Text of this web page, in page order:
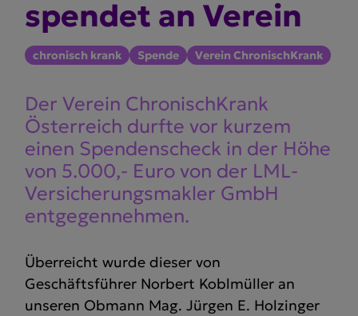
spendet an Verein
chronisch krank Spende Verein ChronischKrank
Der Verein Chronisch­Krank
Österreich durfte vor kurzem
einen Spenden­scheck in der Höhe
von 5.000,- Euro von der LML-
Versi­che­rungs­makler GmbH
entge­gen­nehmen.
Überreicht wurde dieser von
Geschäftsführer Norbert Koblmüller an
unseren Obmann Mag. Jürgen E. Holzinger